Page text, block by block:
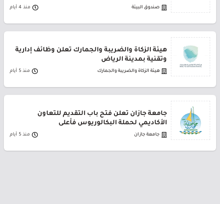
صندوق البيئة منذ 4 أيام
هيئة الزكاة والضريبة والجمارك تعلن وظائف إدارية
وتقنية بمدينة الرياض
هيئة الزكاة والضريبة والجمارك منذ 5 أيام
جامعة جازان تعلن فتح باب التقديم للتعاون
الأكاديمي لحملة البكالوريوس فأعلى
جامعة جازان منذ 5 أيام